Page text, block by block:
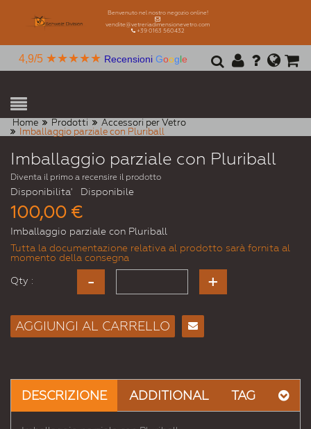
Benvenuto nel nostro negozio online!
vendite@vetreriadimensionevetro.com
+39 0163 560432
4,9/5 ★★★★★ Recensioni Google
Home Prodotti
Accessori per Vetro
Imballaggio parziale con Pluriball
Imballaggio parziale con Pluriball
Diventa il primo a recensire il prodotto
Disponibilita' Disponibile
100,00 €
Imballaggio parziale con Pluriball
Tutta la documentazione relativa al prodotto sarà fornita al
momento della consegna
Qty :
AGGIUNGI AL CARRELLO
Amico
DESCRIZIONE ADDITIONAL TAG